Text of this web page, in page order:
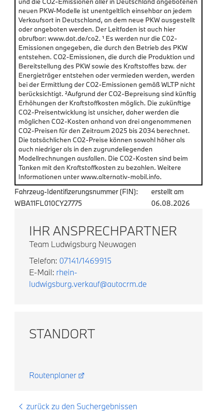
neuen PKW-Modelle ist unentgeltlich einsehbar an jedem
Verkaufsort in Deutschland, an dem neue PKW ausgestellt
oder angeboten werden. Der Leitfaden ist auch hier
abrufbar: www.dat.de/co2. ¹ Es werden nur die C02-
Emissionen angegeben, die durch den Betrieb des PKW
entstehen. CO2-Emissionen, die durch die Produktion und
Bereitstellung des PKW sowie des Kraftstoffes bzw. der
Energieträger entstehen oder vermieden werden, werden
bei der Ermittlung der CO2-Emissionen gemäß WLTP nicht
berücksichtigt. ²Aufgrund der CO2-Bepreisung sind künftig
Erhöhungen der Kraftstoffkosten möglich. Die zukünftige
CO2-Preisentwicklung ist unsicher, daher werden die
möglichen CO2-Kosten anhand von drei angenommenen
CO2-Preisen für den Zeitraum 2025 bis 2034 berechnet.
Die tatsächlichen CO2-Preise können sowohl höher als
auch niedriger als in den zugrundeliegenden
Modellrechnungen ausfallen. Die CO2-Kosten sind beim
Tanken mit den Kraftstoffkosten zu bezahlen. Weitere
Informationen unter www.alternativ-mobil.info.
Fahrzeug-Identifizerungsnummer (FIN):
WBA11FL010CY27775
erstellt am
06.08.2026
IHR ANSPRECHPARTNER
Team Ludwigsburg Neuwagen
Telefon: 07141/1469915
E-Mail: rhein-
ludwigsburg.verkauf@autocrm.de
STANDORT
Routenplaner
zurück zu den Suchergebnissen